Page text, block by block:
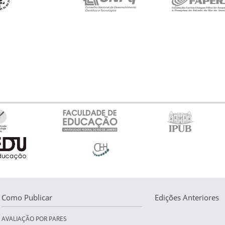
Como Publicar
AVALIAÇÃO POR PARES
Edições Anteriores